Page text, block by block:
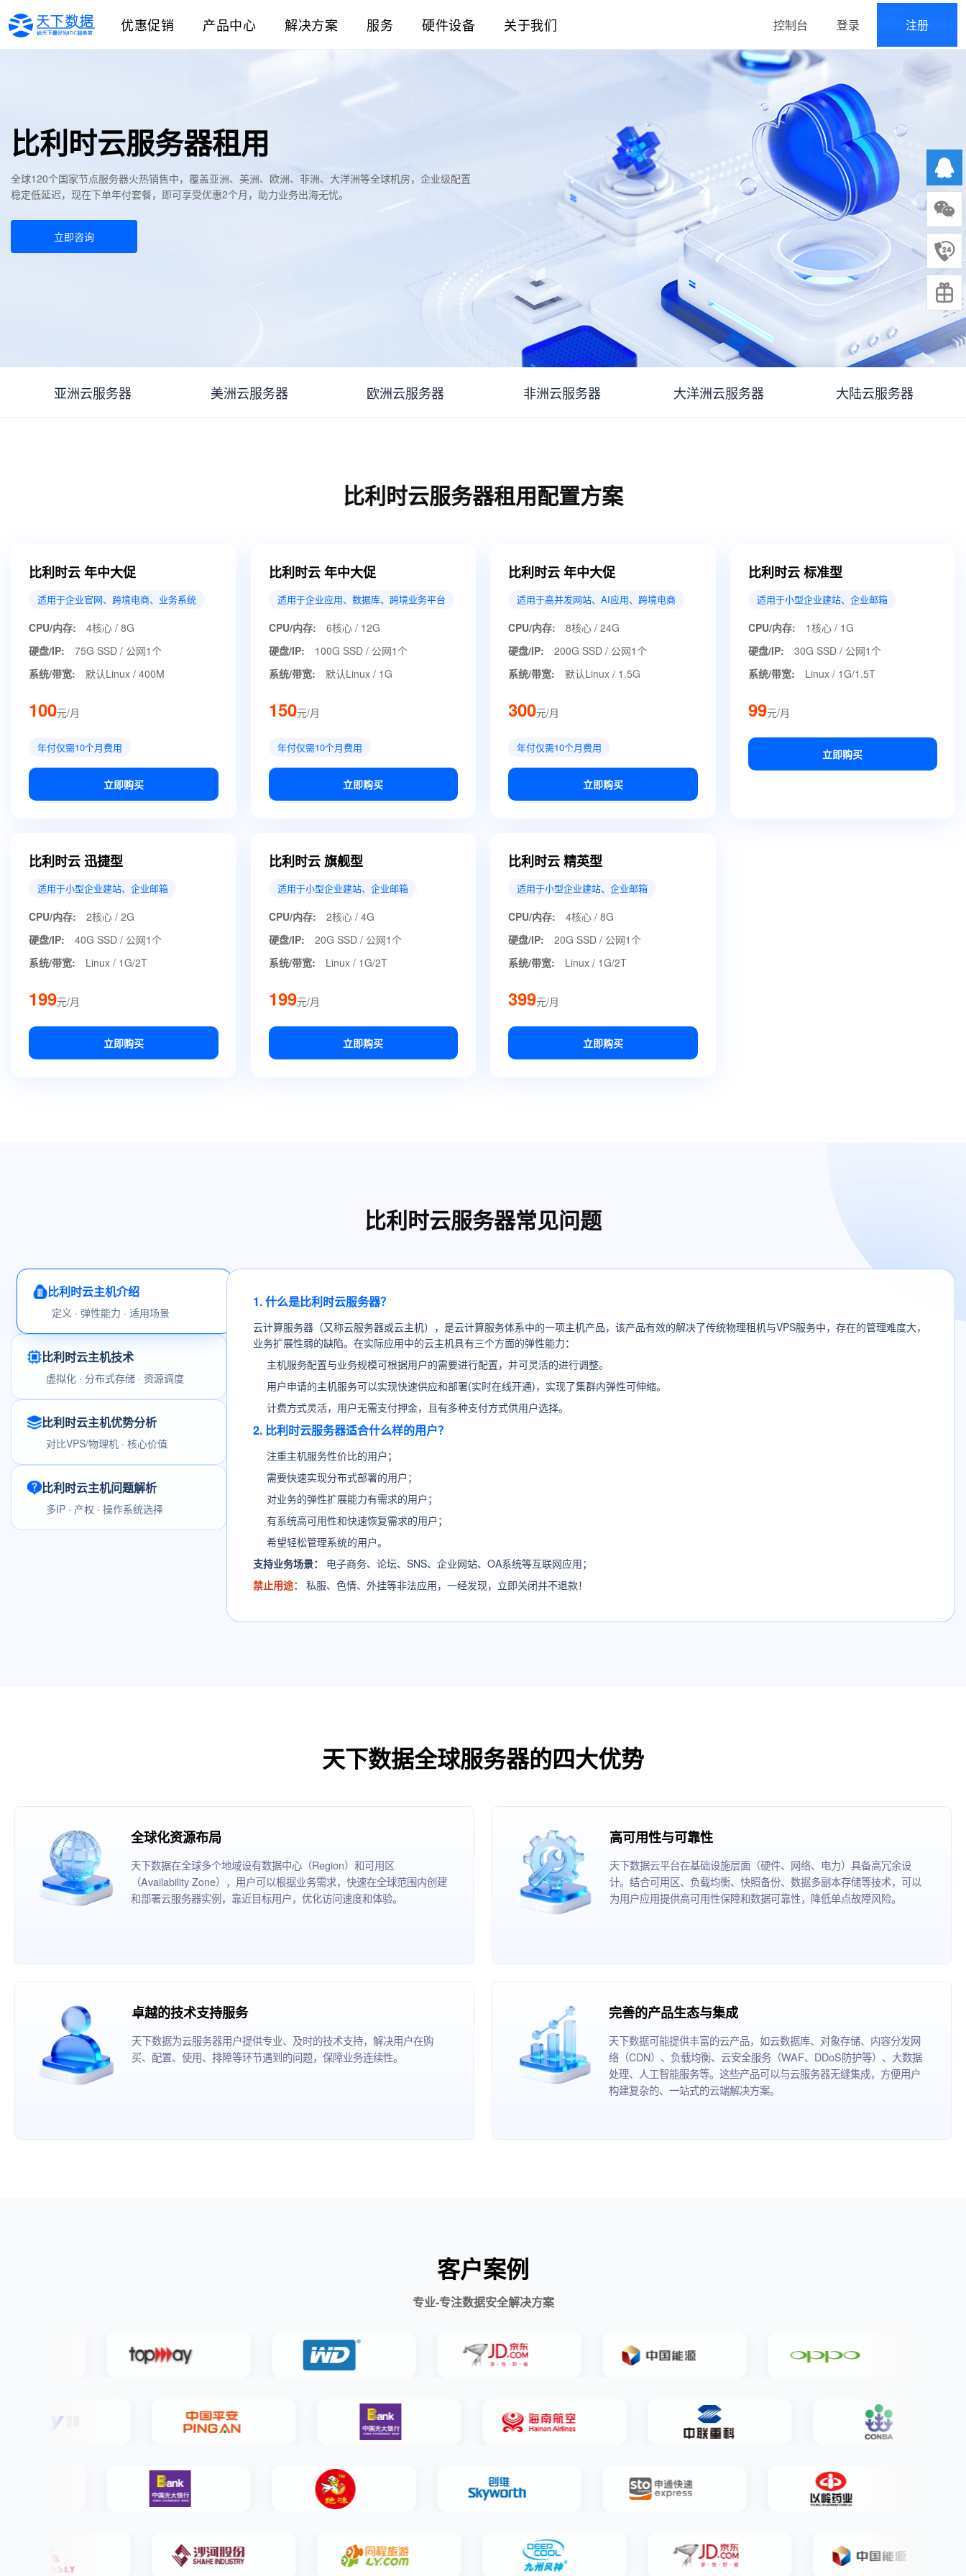
优惠促销 产品中心 解决方案 服务 硬件设备 关于我们 控制台 登录 注册
比利时云服务器租用
全球120个国家节点服务器火热销售中，覆盖亚洲、美洲、欧洲、非洲、大洋洲等全球机房，企业级配置
稳定低延迟，现在下单年付套餐，即可享受优惠2个月，助力业务出海无忧。
立即咨询
亚洲云服务器 美洲云服务器 欧洲云服务器 非洲云服务器 大洋洲云服务器 大陆云服务器
比利时云服务器租用配置方案
比利时云 年中大促
适用于企业官网、跨境电商、业务系统
CPU/内存:
4核心 / 8G
硬盘/IP:
75G SSD / 公网1个
系统/带宽:
默认Linux / 400M
100元/月
年付仅需10个月费用
立即购买
比利时云 年中大促
适用于企业应用、数据库、跨境业务平台
CPU/内存:
6核心 / 12G
硬盘/IP:
100G SSD / 公网1个
系统/带宽:
默认Linux / 1G
150元/月
年付仅需10个月费用
立即购买
比利时云 年中大促
适用于高并发网站、AI应用、跨境电商
CPU/内存:
8核心 / 24G
硬盘/IP:
200G SSD / 公网1个
系统/带宽:
默认Linux / 1.5G
300元/月
年付仅需10个月费用
立即购买
比利时云 标准型
适用于小型企业建站、企业邮箱
CPU/内存:
1核心 / 1G
硬盘/IP:
30G SSD / 公网1个
系统/带宽:
Linux / 1G/1.5T
99元/月
立即购买
比利时云 迅捷型
适用于小型企业建站、企业邮箱
CPU/内存:
2核心 / 2G
硬盘/IP:
40G SSD / 公网1个
系统/带宽:
Linux / 1G/2T
199元/月
立即购买
比利时云 旗舰型
适用于小型企业建站、企业邮箱
CPU/内存:
2核心 / 4G
硬盘/IP:
20G SSD / 公网1个
系统/带宽:
Linux / 1G/2T
199元/月
立即购买
比利时云 精英型
适用于小型企业建站、企业邮箱
CPU/内存:
4核心 / 8G
硬盘/IP:
20G SSD / 公网1个
系统/带宽:
Linux / 1G/2T
399元/月
立即购买
比利时云服务器常见问题
比利时云主机介绍
定义 · 弹性能力 · 适用场景
比利时云主机技术
虚拟化 · 分布式存储 · 资源调度
比利时云主机优势分析
对比VPS/物理机 · 核心价值
比利时云主机问题解析
多IP · 产权 · 操作系统选择
1. 什么是比利时云服务器？
云计算服务器（又称云服务器或云主机），是云计算服务体系中的一项主机产品，该产品有效的解决了传统物理租机与VPS服务中，存在的管理难度大，
业务扩展性弱的缺陷。在实际应用中的云主机具有三个方面的弹性能力：
主机服务配置与业务规模可根据用户的需要进行配置，并可灵活的进行调整。
用户申请的主机服务可以实现快速供应和部署(实时在线开通)，实现了集群内弹性可伸缩。
计费方式灵活，用户无需支付押金，且有多种支付方式供用户选择。
2. 比利时云服务器适合什么样的用户？
注重主机服务性价比的用户；
需要快速实现分布式部署的用户；
对业务的弹性扩展能力有需求的用户；
有系统高可用性和快速恢复需求的用户；
希望轻松管理系统的用户。
支持业务场景：
电子商务、论坛、SNS、企业网站、OA系统等互联网应用；
禁止用途：
私服、色情、外挂等非法应用，一经发现，立即关闭并不退款！
天下数据全球服务器的四大优势
全球化资源布局
天下数据在全球多个地域设有数据中心（Region）和可用区
（Availability Zone），用户可以根据业务需求，快速在全球范围内创建
和部署云服务器实例，靠近目标用户，优化访问速度和体验。
高可用性与可靠性
天下数据云平台在基础设施层面（硬件、网络、电力）具备高冗余设
计。结合可用区、负载均衡、快照备份、数据多副本存储等技术，可以
为用户应用提供高可用性保障和数据可靠性，降低单点故障风险。
卓越的技术支持服务
天下数据为云服务器用户提供专业、及时的技术支持，解决用户在购
买、配置、使用、排障等环节遇到的问题，保障业务连续性。
完善的产品生态与集成
天下数据可能提供丰富的云产品，如云数据库、对象存储、内容分发网
络（CDN）、负载均衡、云安全服务（WAF、DDoS防护等）、大数据
处理、人工智能服务等。这些产品可以与云服务器无缝集成，方便用户
构建复杂的、一站式的云端解决方案。
客户案例
专业-专注数据安全解决方案